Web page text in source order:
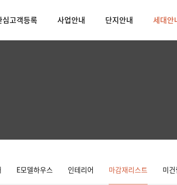
심고객등록 사업안내 단지안내 세대안
E모델하우스 인테리어 마감재리스트 미